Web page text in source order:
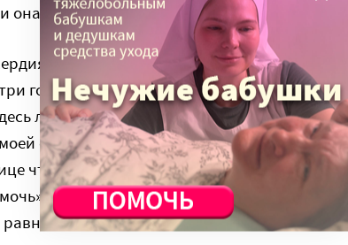
сказала «спасибо большое».
года. Жизнь людей здесь и в Малайзии
людей, которые помогают окружающим.
стране, я это видел множество раз. Где
что-то случилось, к тебе подходят и
А здесь люди просто проходят мимо и